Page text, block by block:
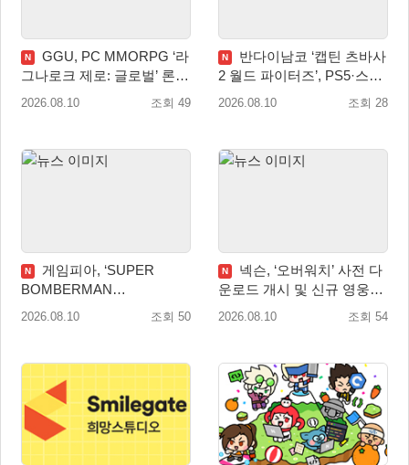
N
GGU, PC MMORPG ‘라
그나로크 제로: 글로벌’ 론칭
전 유저 소통에 주목!
2026.08.10 조회 49
N
반다이남코 ‘캡틴 츠바사
2 월드 파이터즈’, PS5·스위
치 패키지 선주문 실시
2026.08.10 조회 28
N
게임피아, ‘SUPER
BOMBERMAN
COLLECTION’ PS5·스위치
2026.08.10 조회 50
N
넥슨, ‘오버워치’ 사전 다
운로드 개시 및 신규 영웅
‘디몬(D.Mon)’ 공개!
2026.08.10 조회 54